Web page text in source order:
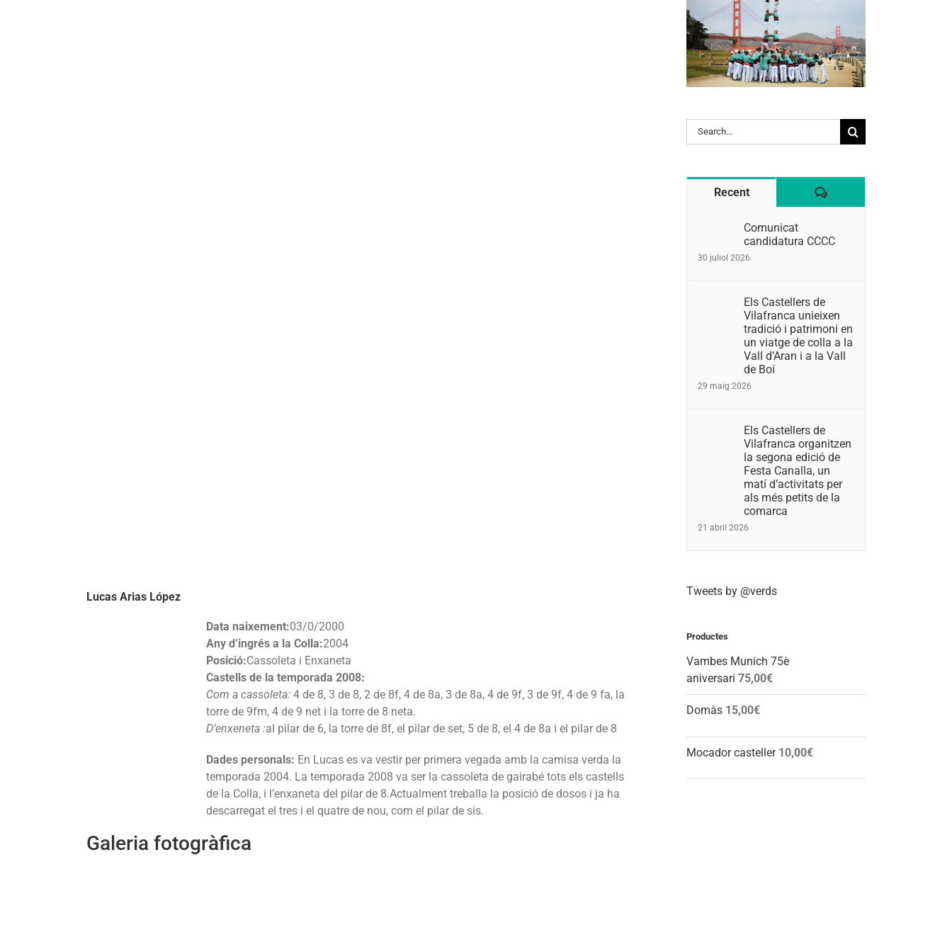
Lucas Arias López
Data naixement:03/0/2000
Any d’ingrés a la Colla:2004
Posició:Cassoleta i Enxaneta
Castells de la temporada 2008:
Com a cassoleta: 4 de 8, 3 de 8, 2 de 8f, 4 de 8a, 3 de 8a, 4 de 9f, 3 de 9f, 4 de 9 fa, la
torre de 9fm, 4 de 9 net i la torre de 8 neta.
D’enxeneta :al pilar de 6, la torre de 8f, el pilar de set, 5 de 8, el 4 de 8a i el pilar de 8
Dades personals: En Lucas es va vestir per primera vegada amb la camisa verda la
temporada 2004. La temporada 2008 va ser la cassoleta de gairabé tots els castells
de la Colla, i l’enxaneta del pilar de 8.Actualment treballa la posició de dosos i ja ha
descarregat el tres i el quatre de nou, com el pilar de sis.
Galeria fotogràfica
Search
for:
Recent Comentaris
Comunicat
candidatura CCCC
30 juliol 2026
Els Castellers de
Vilafranca unieixen
tradició i patrimoni en
un viatge de colla a la
Vall d’Aran i a la Vall
de Boí
29 maig 2026
Els Castellers de
Vilafranca organitzen
la segona edició de
Festa Canalla, un
matí d’activitats per
als més petits de la
comarca
21 abril 2026
Tweets by @verds
Productes
Vambes Munich 75è
aniversari 75,00€
Domàs 15,00€
Mocador casteller 10,00€